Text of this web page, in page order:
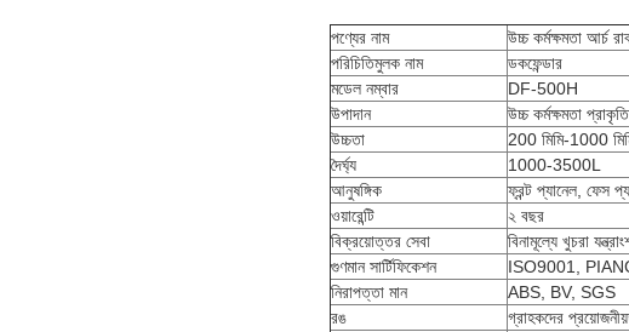
পণ্যের নাম
উচ্চ কর্মক্ষমতা আর্চ
পরিচিতিমুলক নাম
ডকফেন্ডার
মডেল নম্বার
DF-500H
উপাদান
উচ্চ কর্মক্ষমতা
উচ্চতা
200 মিমি-1000
দৈর্ঘ্য
1000-3500L
আনুষঙ্গিক
ফ্রন্ট প্যানেল, ফেস
ওয়ারেন্টি
২ বছর
বিক্রয়োত্তর সেবা
বিনামূল্যে খুচরা
গুণমান সার্টিফিকেশন
ISO9001,
নিরাপত্তা মান
ABS, BV, SGS
রঙ
গ্রাহকদের